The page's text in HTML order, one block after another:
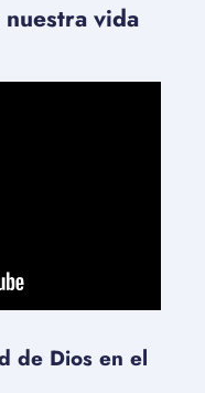
vida
de Dios en el